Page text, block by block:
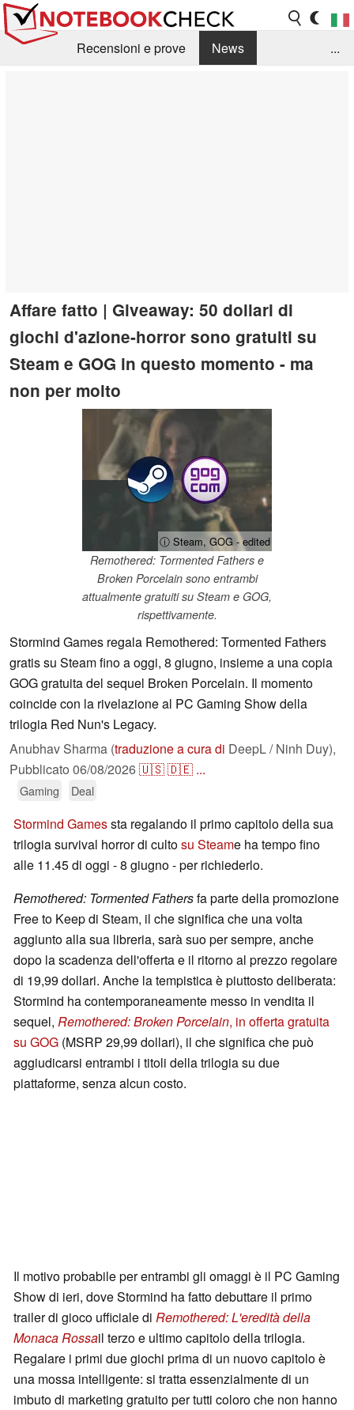
Recensioni e prove
News
...
Affare fatto | Giveaway: 50 dollari di
giochi d'azione-horror sono gratuiti su
Steam e GOG in questo momento - ma
non per molto
ⓘ Steam, GOG - edited
Remothered: Tormented Fathers e
Broken Porcelain sono entrambi
attualmente gratuiti su Steam e GOG,
rispettivamente.
Stormind Games regala Remothered: Tormented Fathers
gratis su Steam fino a oggi, 8 giugno, insieme a una copia
GOG gratuita del sequel Broken Porcelain. Il momento
coincide con la rivelazione al PC Gaming Show della
trilogia Red Nun's Legacy.
Anubhav Sharma (traduzione a cura di DeepL / Ninh Duy),
Pubblicato 06/08/2026🇺🇸🇩🇪 ...
Gaming Deal
Stormind Gamessta regalando il primo capitolo della sua
trilogia survival horror di cultosu Steame ha tempo fino
alle 11.45 di oggi - 8 giugno - per richiederlo.
Remothered: Tormented Fathersfa parte della promozione
Free to Keep di Steam, il che significa che una volta
aggiunto alla sua libreria, sarà suo per sempre, anche
dopo la scadenza dell'offerta e il ritorno al prezzo regolare
di 19,99 dollari. Anche la tempistica è piuttosto deliberata:
Stormind ha contemporaneamente messo in vendita il
sequel, Remothered: Broken Porcelain, in offerta gratuita
su GOG (MSRP 29,99 dollari), il che significa che può
aggiudicarsi entrambi i titoli della trilogia su due
piattaforme, senza alcun costo.
Il motivo probabile per entrambi gli omaggi è il PC Gaming
Show di ieri, dove Stormind ha fatto debuttare il primo
trailer di gioco ufficiale di Remothered: L'eredità della
Monaca Rossail terzo e ultimo capitolo della trilogia.
Regalare i primi due giochi prima di un nuovo capitolo è
una mossa intelligente: si tratta essenzialmente di un
imbuto di marketing gratuito per tutti coloro che non hanno